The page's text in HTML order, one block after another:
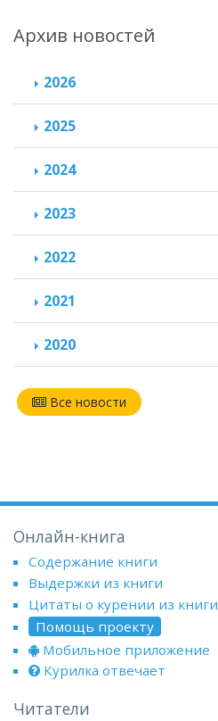
Архив новостей
2026
2025
2024
2023
2022
2021
2020
Все новости
Онлайн-книга
Содержание книги
Выдержки из книги
Цитаты о курении из книги
Помощь проекту
Мобильное приложение
Курилка отвечает
Читатели